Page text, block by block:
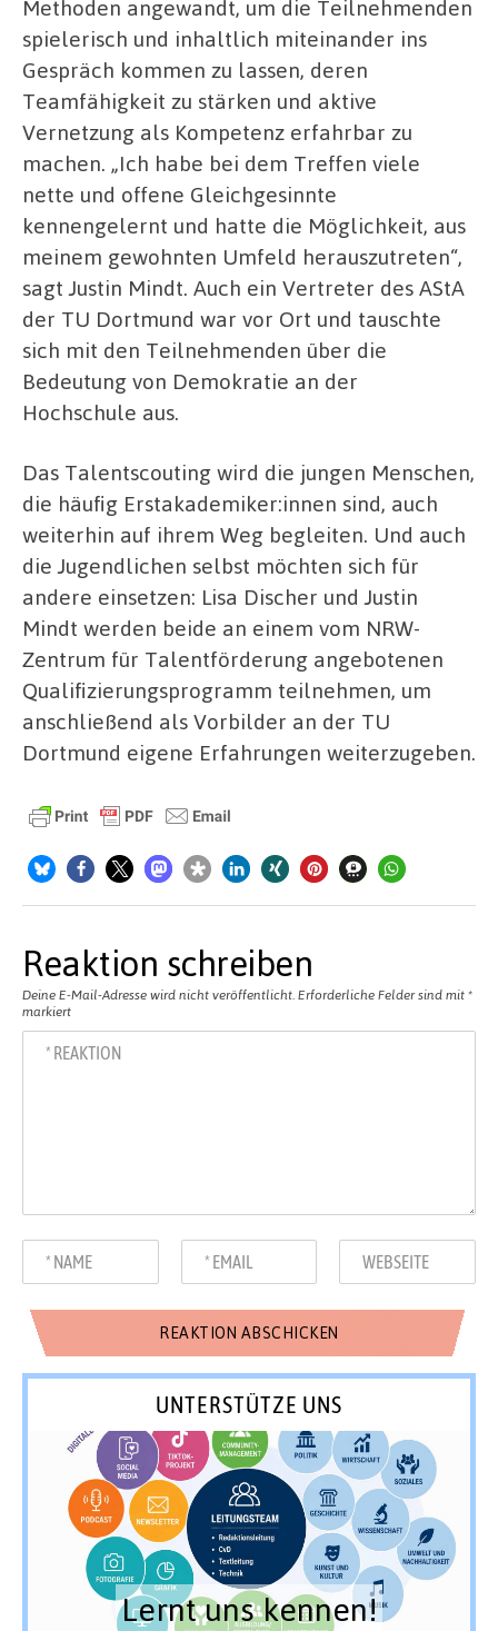
Methoden angewandt, um die Teilnehmenden
spielerisch und inhaltlich miteinander ins
Gespräch kommen zu lassen, deren
Teamfähigkeit zu stärken und aktive
Vernetzung als Kompetenz erfahrbar zu
machen. „Ich habe bei dem Treffen viele
nette und offene Gleichgesinnte
kennengelernt und hatte die Möglichkeit, aus
meinem gewohnten Umfeld herauszutreten“,
sagt Justin Mindt. Auch ein Vertreter des AStA
der TU Dortmund war vor Ort und tauschte
sich mit den Teilnehmenden über die
Bedeutung von Demokratie an der
Hochschule aus.
Das Talentscouting wird die jungen Menschen,
die häufig Erstakademiker:innen sind, auch
weiterhin auf ihrem Weg begleiten. Und auch
die Jugendlichen selbst möchten sich für
andere einsetzen: Lisa Discher und Justin
Mindt werden beide an einem vom NRW-
Zentrum für Talentförderung angebotenen
Qualifizierungsprogramm teilnehmen, um
anschließend als Vorbilder an der TU
Dortmund eigene Erfahrungen weiterzugeben.
Reaktion schreiben
Deine E-Mail-Adresse wird nicht veröffentlicht. Erforderliche Felder sind mit *
markiert
UNTERSTÜTZE UNS
Lernt uns kennen!